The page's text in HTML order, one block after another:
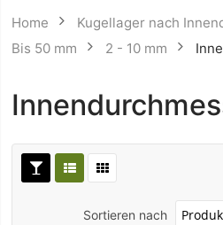
Home
Kugellager nach
Bis 50 mm
2 - 10 mm
Sortieren nach